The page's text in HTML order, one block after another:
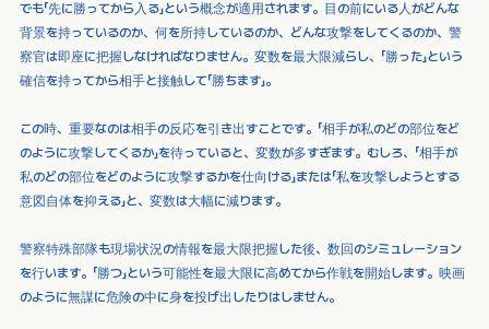
でも「先に勝ってから入る」という概念が適用されます。目の前にいる人がどんな
背景を持っているのか、何を所持しているのか、どんな攻撃をしてくるのか、警
察官は即座に把握しなければなりません。変数を最大限減らし、「勝った」という
確信を持ってから相手と接触して「勝ちます」。
この時、重要なのは相手の反応を引き出すことです。「相手が私のどの部位をど
のように攻撃してくるか」を待っていると、変数が多すぎます。むしろ、「相手が
私のどの部位をどのように攻撃するかを仕向ける」または「私を攻撃しようとする
意図自体を抑える」と、変数は大幅に減ります。
警察特殊部隊も現場状況の情報を最大限把握した後、数回のシミュレーション
を行います。「勝つ」という可能性を最大限に高めてから作戦を開始します。映画
のように無謀に危険の中に身を投げ出したりはしません。